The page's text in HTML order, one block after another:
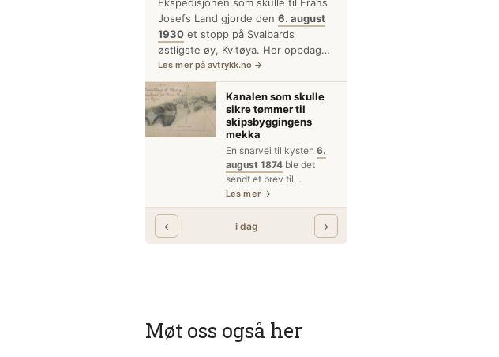
Møt oss også her